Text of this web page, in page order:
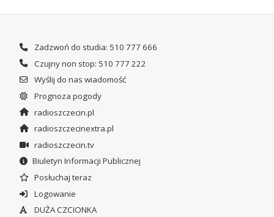
Zadzwoń do studia: 510 777 666
Czujny non stop: 510 777 222
Wyślij do nas wiadomość
Prognoza pogody
radioszczecin.pl
radioszczecinextra.pl
radioszczecin.tv
Biuletyn Informacji Publicznej
Posłuchaj teraz
Logowanie
DUŻA CZCIONKA